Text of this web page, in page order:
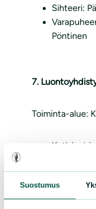
Suostumus
Sihteeri:
Pöntinen
7.
Toiminta-alue:
Kotisivut ja
0400 163
Sihteeri: